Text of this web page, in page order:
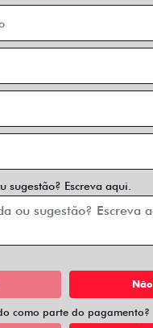
sugestão? Escreva aqui.
Não
como parte do pagamento?